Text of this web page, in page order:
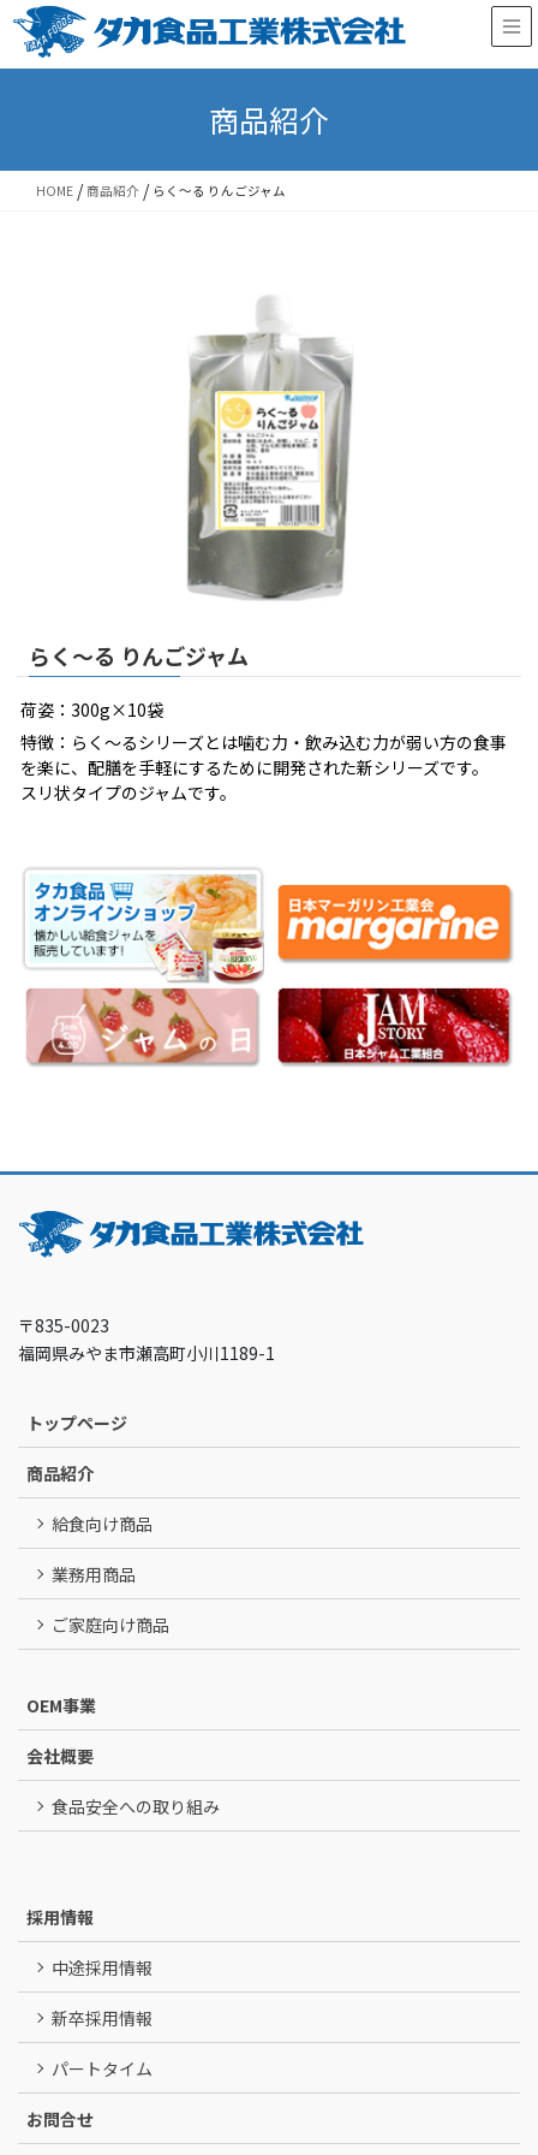
Skip
Skip
商品紹介
HOME /商品紹介 / らく～る りんごジャム
らく～る りんごジャム
荷姿：300g×10袋
特徴：らく～るシリーズとは噛む力・飲み込む力が弱い方の食事
を楽に、配膳を手軽にするために開発された新シリーズです。
スリ状タイプのジャムです。
〒835-0023
福岡県みやま市瀬高町小川1189-1
トップページ
商品紹介
給食向け商品
業務用商品
ご家庭向け商品
OEM事業
会社概要
食品安全への取り組み
採用情報
中途採用情報
新卒採用情報
パートタイム
お問合せ